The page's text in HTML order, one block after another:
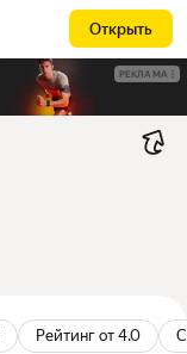
Открыть
РЕКЛАМА
Рейтинг от 4.0